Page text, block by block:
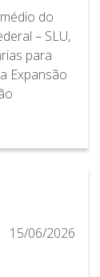
do
– SLU,
para
Expansão
15/06/2026